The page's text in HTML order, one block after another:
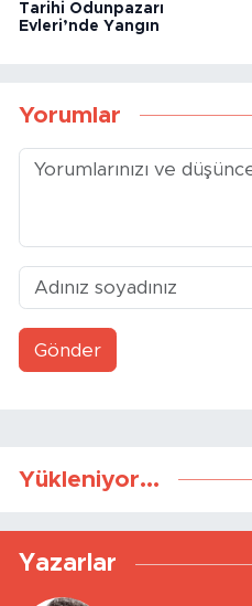
Tarihi Odunpazarı
Evleri’nde Yangın
Yorumlar
Gönder
Yükleniyor...
Yazarlar